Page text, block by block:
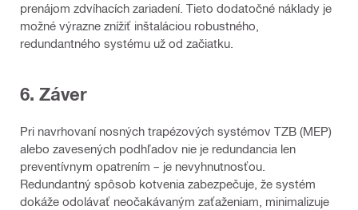
prenájom zdvíhacích zariadení. Tieto dodatočné náklady je
možné výrazne znížiť inštaláciou robustného,
redundantného systému už od začiatku.
6. Záver
Pri navrhovaní nosných trapézových systémov TZB (MEP)
alebo zavesených podhľadov nie je redundancia len
preventívnym opatrením – je nevyhnutnosťou.
Redundantný spôsob kotvenia zabezpečuje, že systém
dokáže odolávať neočakávaným zaťaženiam, minimalizuje